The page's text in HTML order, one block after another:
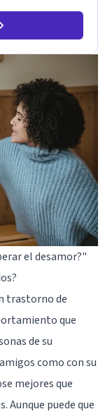
el desamor?"
trastorno de
que
de su
como con su
mejores que
puede que